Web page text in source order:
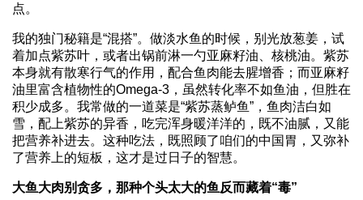
点。
我的独门秘籍是“混搭”。做淡水鱼的时候，别光放葱姜，试
着加点紫苏叶，或者出锅前淋一勺亚麻籽油、核桃油。紫苏
本身就有散寒行气的作用，配合鱼肉能去腥增香；而亚麻籽
油里富含植物性的Omega-3，虽然转化率不如鱼油，但胜在
积少成多。我常做的一道菜是“紫苏蒸鲈鱼”，鱼肉洁白如
雪，配上紫苏的异香，吃完浑身暖洋洋的，既不油腻，又能
把营养补进去。这种吃法，既照顾了咱们的中国胃，又弥补
了营养上的短板，这才是过日子的智慧。
大鱼大肉别贪多，那种个头太大的鱼反而藏着“毒”